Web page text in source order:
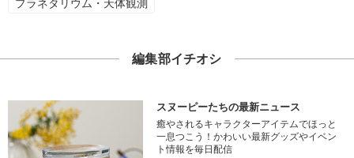
プラネタリウム・天体観測
編集部イチオシ
スヌーピーたちの最新ニュース
癒やされるキャラクターアイテムでほっと
一息つこう！かわいい最新グッズやイベン
ト情報を毎日配信